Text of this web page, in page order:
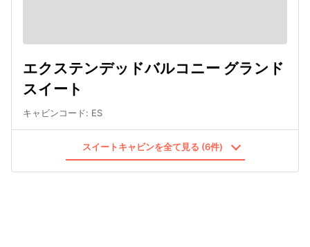
エクステンデッドバルコニー グランド
スイート
キャビンコード: ES
スイートキャビンを全て見る (6件)